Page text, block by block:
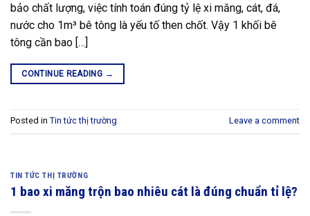
bảo chất lượng, việc tính toán đúng tỷ lệ xi măng, cát, đá,
nước cho 1m³ bê tông là yếu tố then chốt. Vậy 1 khối bê
tông cần bao […]
CONTINUE READING →
Posted in Tin tức thị trường Leave a comment
TIN TỨC THỊ TRƯỜNG
1 bao xi măng trộn bao nhiêu cát là đúng chuẩn tỉ lệ?